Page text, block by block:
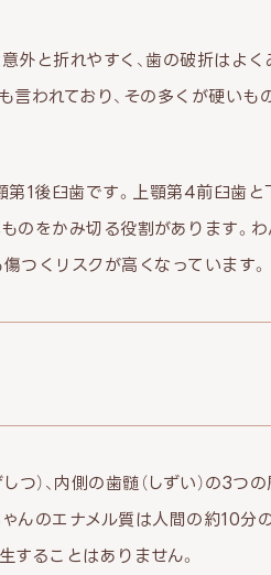
外と折れやすく、歯の破折はよ
われており、その多くが硬いも
1後臼歯です。上顎第4前臼歯と
のをかみ切る役割があります。
つくリスクが高くなっています。
つ）、内側の歯髄（しずい）の3つ
んのエナメル質は人間の約10分
することはありません。